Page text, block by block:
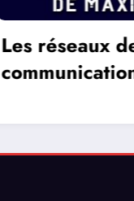
La différence
jeux 2 D et 3